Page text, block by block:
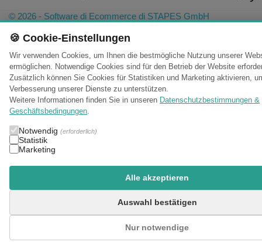
🍪 Cookie-Einstellungen
Wir verwenden Cookies, um Ihnen die bestmögliche Nutzung unserer
ermöglichen. Notwendige Cookies sind für den Betrieb der Website
Zusätzlich können Sie Cookies für Statistiken und Marketing aktivieren,
Verbesserung unserer Dienste zu unterstützen.
Weitere Informationen finden Sie in unseren Datenschutzbestimmungen &
Geschäftsbedingungen.
Notwendig (erforderlich)
Statistik
Marketing
Alle akzeptieren
Auswahl bestätigen
Nur notwendige
© 2026 - Software di Ecommerce di STAPES GmbH